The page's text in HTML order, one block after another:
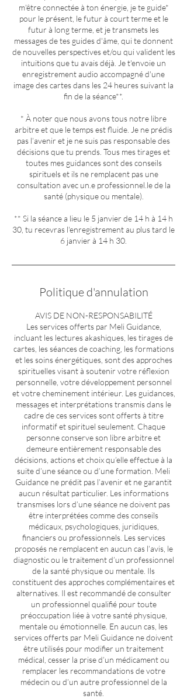
m'être connectée à ton énergie, je te guide*
pour le présent, le futur à court terme et le
futur à long terme, et je transmets les
messages de tes guides d'âme, qui te donnent
de nouvelles perspectives et/ou qui valident les
intuitions que tu avais déjà. Je t'envoie un
enregistrement audio accompagné d'une
image des cartes dans les 24 heures suivant la
fin de la séance**.
* À noter que nous avons tous notre libre
arbitre et que le temps est fluide. Je ne prédis
pas l’avenir et je ne suis pas responsable des
décisions que tu prends. Tous mes tirages et
toutes mes guidances sont des conseils
spirituels et ils ne remplacent pas une
consultation avec un.e professionnel.le de la
santé (physique ou mentale).
** Si la séance a lieu le 5 janvier de 14 h à 14 h
30, tu recevras l'enregistrement au plus tard le
6 janvier à 14 h 30.
Politique d'annulation
AVIS DE NON-RESPONSABILITÉ
Les services offerts par Meli Guidance,
incluant les lectures akashiques, les tirages de
cartes, les séances de coaching, les formations
et les soins énergétiques, sont des approches
spirituelles visant à soutenir votre réflexion
personnelle, votre développement personnel
et votre cheminement intérieur. Les guidances,
messages et interprétations transmis dans le
cadre de ces services sont offerts à titre
informatif et spirituel seulement. Chaque
personne conserve son libre arbitre et
demeure entièrement responsable des
décisions, actions et choix qu’elle effectue à la
suite d’une séance ou d’une formation. Meli
Guidance ne prédit pas l’avenir et ne garantit
aucun résultat particulier. Les informations
transmises lors d’une séance ne doivent pas
être interprétées comme des conseils
médicaux, psychologiques, juridiques,
financiers ou professionnels. Les services
proposés ne remplacent en aucun cas l’avis, le
diagnostic ou le traitement d’un professionnel
de la santé physique ou mentale. Ils
constituent des approches complémentaires et
alternatives. Il est recommandé de consulter
un professionnel qualifié pour toute
préoccupation liée à votre santé physique,
mentale ou émotionnelle. En aucun cas, les
services offerts par Meli Guidance ne doivent
être utilisés pour modifier un traitement
médical, cesser la prise d’un médicament ou
remplacer les recommandations de votre
médecin ou d’un autre professionnel de la
santé.